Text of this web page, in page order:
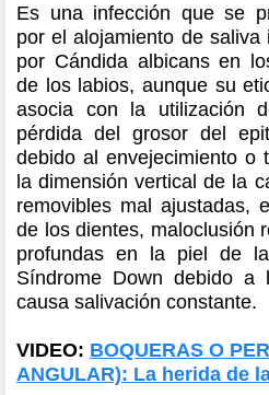
Es una infección que se
por el alojamiento de saliva
por Cándida albicans en
de los labios, aunque su
asocia con la utilización
pérdida del grosor del
debido al envejecimiento o
la dimensión vertical de la
removibles mal ajustadas,
de los dientes, maloclusión
profundas en la piel de
Síndrome Down debido a
causa salivación constante.
VIDEO: BOQUERAS O
ANGULAR): La herida de